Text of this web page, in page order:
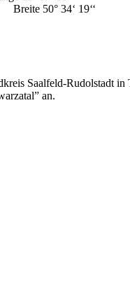
19‘‘
Saalfeld-Rudolstadt
an.